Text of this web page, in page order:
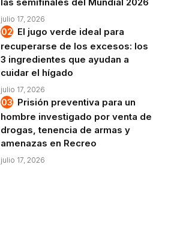
julio 17, 2026
El jugo verde ideal para
recuperarse de los excesos: los
3 ingredientes que ayudan a
cuidar el hígado
julio 17, 2026
Prisión preventiva para un
hombre investigado por venta de
drogas, tenencia de armas y
amenazas en Recreo
julio 17, 2026